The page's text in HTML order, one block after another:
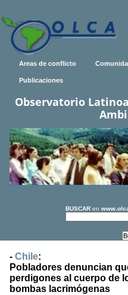
Areas de conflicto
Publicaciones
Observatorio
BUSCAR en
- Chile:
Pobladores denuncian
perdigones al cuerpo de
bombas lacrimógenas